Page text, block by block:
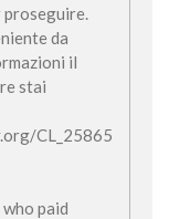
proseguire.
da
il
stai
CL_25865
paid